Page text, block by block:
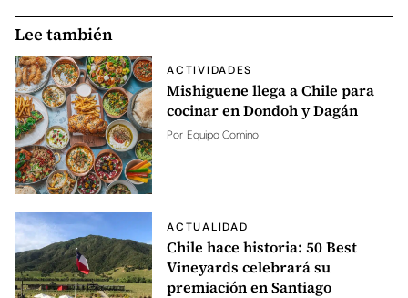
Lee también
ACTIVIDADES
Mishiguene llega a Chile para
cocinar en Dondoh y Dagán
Por Equipo Comino
ACTUALIDAD
Chile hace historia: 50 Best
Vineyards celebrará su
premiación en Santiago